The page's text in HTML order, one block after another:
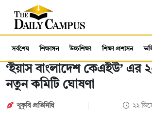
সর্বশেষ শিক্ষাঙ্গন উচ্চশিক্ষা শিক্ষা প্রশাসন
‘ইয়াস বাংলাদেশ কেএইউ’ এর
নতুন কমিটি ঘোষণা
খুকৃবি প্রতিনিধি ২২